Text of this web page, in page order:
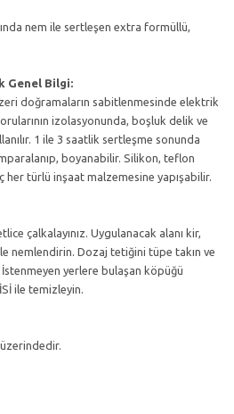
nem ile sertleşen extra formüllü,
Genel Bilgi:
doğramaların sabitlenmesinde elektrik
izolasyonunda, boşluk delik ve
1 ile 3 saatlik sertleşme sonunda
boyanabilir. Silikon, teflon
türlü inşaat malzemesine yapışabilir.
çalkalayınız. Uygulanacak alanı kir,
nemlendirin. Dozaj tetiğini tüpe takın ve
yerlere bulaşan köpüğü
ile temizleyin.